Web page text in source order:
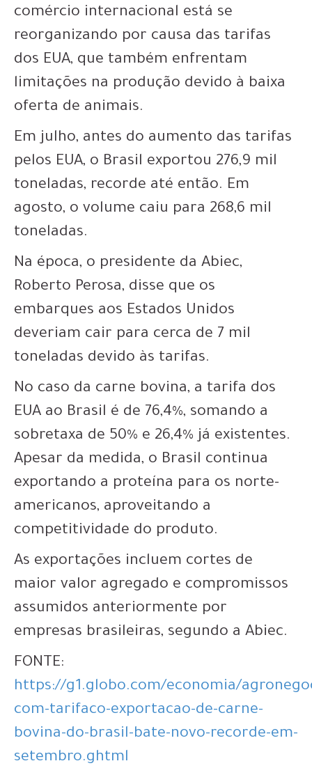
comércio internacional está se
reorganizando por causa das tarifas
dos EUA, que também enfrentam
limitações na produção devido à baixa
oferta de animais.
Em julho, antes do aumento das tarifas
pelos EUA, o Brasil exportou 276,9 mil
toneladas, recorde até então. Em
agosto, o volume caiu para 268,6 mil
toneladas.
Na época, o presidente da Abiec,
Roberto Perosa, disse que os
embarques aos Estados Unidos
deveriam cair para cerca de 7 mil
toneladas devido às tarifas.
No caso da carne bovina, a tarifa dos
EUA ao Brasil é de 76,4%, somando a
sobretaxa de 50% e 26,4% já existentes.
Apesar da medida, o Brasil continua
exportando a proteína para os norte-
americanos, aproveitando a
competitividade do produto.
As exportações incluem cortes de
maior valor agregado e compromissos
assumidos anteriormente por
empresas brasileiras, segundo a Abiec.
FONTE:
https://g1.globo.com/economia/
com-tarifaco-exportacao-de-carne-
bovina-do-brasil-bate-novo-recorde-em-
setembro.ghtml